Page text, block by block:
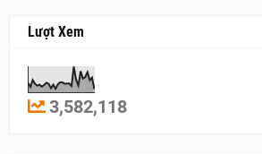
Lượt Xem
3,582,118